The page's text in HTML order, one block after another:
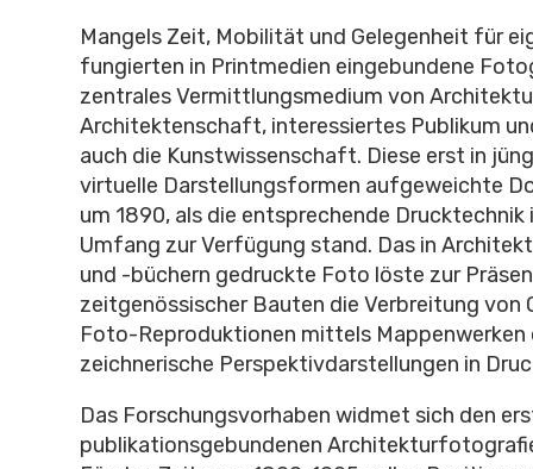
Mangels Zeit, Mobilität und Gelegenheit für
fungierten in Printmedien eingebundene
zentrales Vermittlungsmedium von
Architektenschaft, interessiertes Publikum
auch die Kunstwissenschaft. Diese erst in
virtuelle Darstellungsformen aufgeweichte
um 1890, als die entsprechende Drucktechnik
Umfang zur Verfügung stand. Das in
und -büchern gedruckte Foto löste zur
zeitgenössischer Bauten die Verbreitung von
Foto-Reproduktionen mittels Mappenwerken
zeichnerische Perspektivdarstellungen in
Das Forschungsvorhaben widmet sich den
publikationsgebundenen